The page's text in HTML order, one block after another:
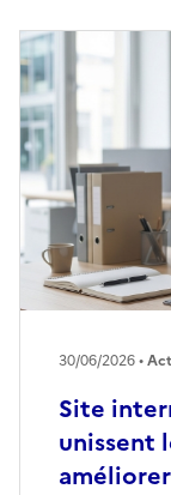
Site
unissent
30/06/2026 •